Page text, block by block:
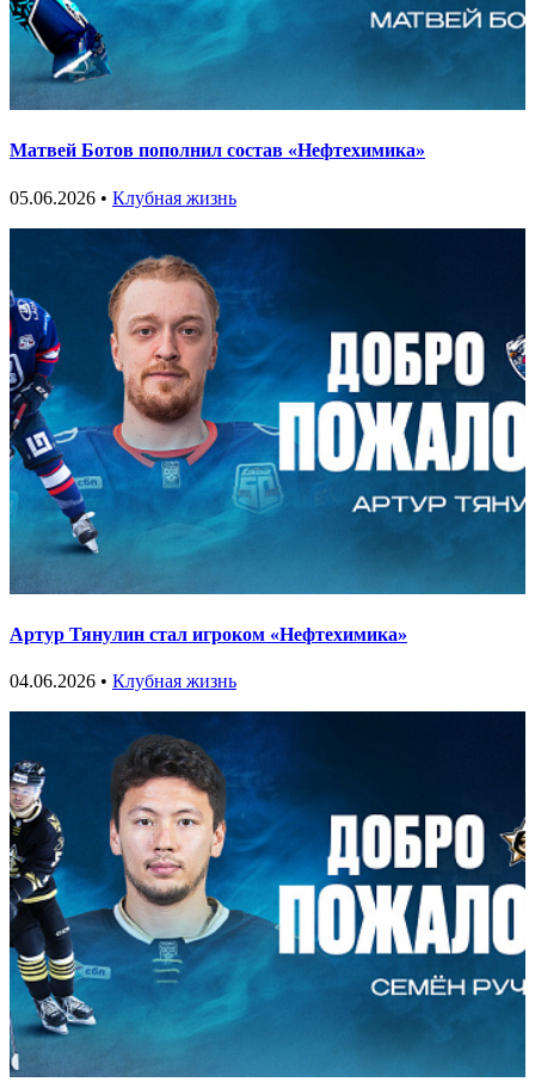
Матвей Ботов пополнил состав «Нефтехимика»
05.06.2026 • Клубная жизнь
Артур Тянулин стал игроком «Нефтехимика»
04.06.2026 • Клубная жизнь